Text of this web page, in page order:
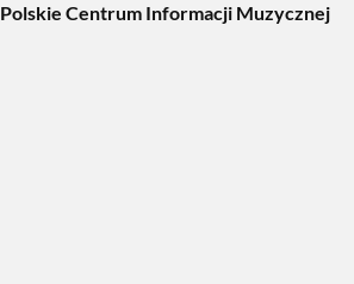
Polskie Centrum Informacji Muzycznej